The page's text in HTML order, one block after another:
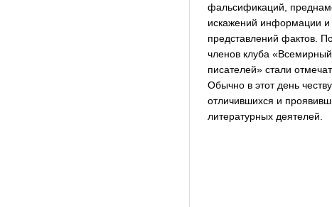
фальсификаций,
искажений информации
представлений фактов.
членов клуба
писателей» стали
Обычно в этот день
отличившихся и
литературных деятелей.